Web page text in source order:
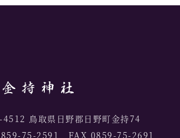
4512 鳥取県日野郡日野町金持74
75-2591 FAX 0859-75-2691